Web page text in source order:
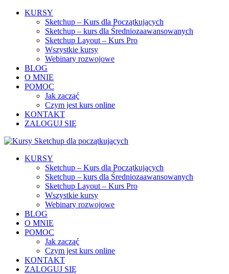
KURSY
Sketchup – Kurs dla Początkujących
Sketchup – kurs dla Średniozaawansowanych
Sketchup Layout – Kurs Pro
Wszystkie kursy
Webinary rozwojowe
BLOG
O MNIE
POMOC
Jak zacząć
Czym jest kurs online
KONTAKT
ZALOGUJ SIĘ
KURSY
Sketchup – Kurs dla Początkujących
Sketchup – kurs dla Średniozaawansowanych
Sketchup Layout – Kurs Pro
Wszystkie kursy
Webinary rozwojowe
BLOG
O MNIE
POMOC
Jak zacząć
Czym jest kurs online
KONTAKT
ZALOGUJ SIĘ